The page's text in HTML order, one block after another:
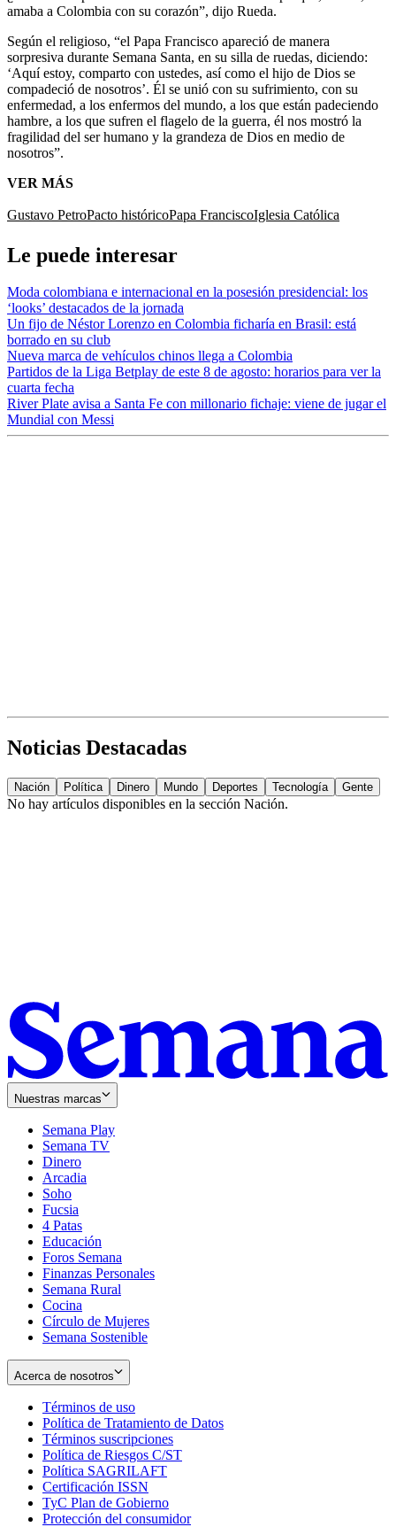
amaba a Colombia con su corazón”, dijo Rueda.
Según el religioso, “el Papa Francisco apareció de manera
sorpresiva durante Semana Santa, en su silla de ruedas, diciendo:
‘Aquí estoy, comparto con ustedes, así como el hijo de Dios se
compadeció de nosotros’. Él se unió con su sufrimiento, con su
enfermedad, a los enfermos del mundo, a los que están padeciendo
hambre, a los que sufren el flagelo de la guerra, él nos mostró la
fragilidad del ser humano y la grandeza de Dios en medio de
nosotros”.
VER MÁS
Gustavo PetroPacto históricoPapa FranciscoIglesia Católica
Le puede interesar
Moda colombiana e internacional en la posesión presidencial: los
‘looks’ destacados de la jornada
Un fijo de Néstor Lorenzo en Colombia ficharía en Brasil: está
borrado en su club
Nueva marca de vehículos chinos llega a Colombia
Partidos de la Liga Betplay de este 8 de agosto: horarios para ver la
cuarta fecha
River Plate avisa a Santa Fe con millonario fichaje: viene de jugar el
Mundial con Messi
Noticias Destacadas
Nación Política Dinero Mundo Deportes Tecnología Gente
No hay artículos disponibles en la sección Nación.
Nuestras marcas
Semana Play
Semana TV
Dinero
Arcadia
Soho
in
new
window
Fucsia
in
new
window
4 Patas
Educación
Foros Semana
Finanzas Personales
Semana Rural
Cocina
Círculo de Mujeres
Semana Sostenible
Acerca de nosotros
Términos de uso
in
new
window
Política de Tratamiento de Datos
Términos suscripciones
in
Política de Riesgos C/ST
Política SAGRILAFT
new
window
Certificación ISSN
in
new
TyC Plan de Gobierno
in
Protección del consumidorOpens